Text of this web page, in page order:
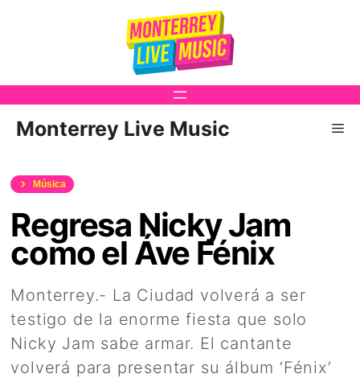
Monterrey Live Music
Música
Regresa Nicky Jam
como el Áve Fénix
Monterrey.- La Ciudad volverá a ser
testigo de la enorme fiesta que solo
Nicky Jam sabe armar. El cantante
volverá para presentar su álbum ‘Fénix’